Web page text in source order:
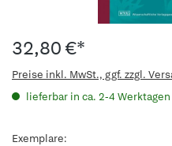
32,80 €*
Preise inkl. MwSt., ggf. zzgl.
lieferbar in ca. 2-4 Werktagen
Exemplare: